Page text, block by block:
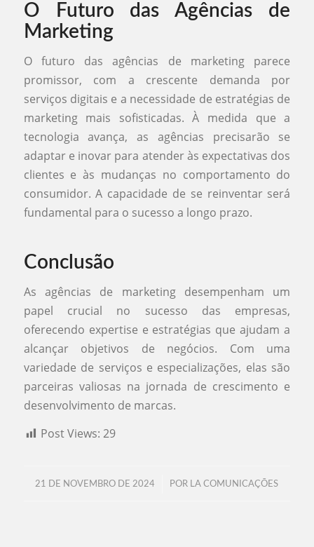
O Futuro das Agências de
Marketing
O futuro das agências de marketing parece
promissor, com a crescente demanda por
serviços digitais e a necessidade de estratégias de
marketing mais sofisticadas. À medida que a
tecnologia avança, as agências precisarão se
adaptar e inovar para atender às expectativas dos
clientes e às mudanças no comportamento do
consumidor. A capacidade de se reinventar será
fundamental para o sucesso a longo prazo.
Conclusão
As agências de marketing desempenham um
papel crucial no sucesso das empresas,
oferecendo expertise e estratégias que ajudam a
alcançar objetivos de negócios. Com uma
variedade de serviços e especializações, elas são
parceiras valiosas na jornada de crescimento e
desenvolvimento de marcas.
Post Views: 29
21 DE NOVEMBRO DE 2024
/ POR LA COMUNICAÇÕES